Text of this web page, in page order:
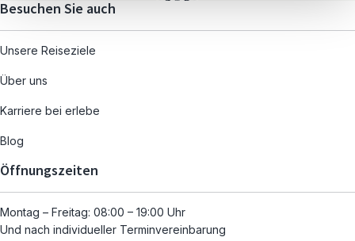
Besuchen Sie auch
Unsere Reiseziele
Über uns
Karriere bei erlebe
Blog
Öffnungszeiten
Montag – Freitag: 08:00 – 19:00 Uhr
Und nach individueller Terminvereinbarung